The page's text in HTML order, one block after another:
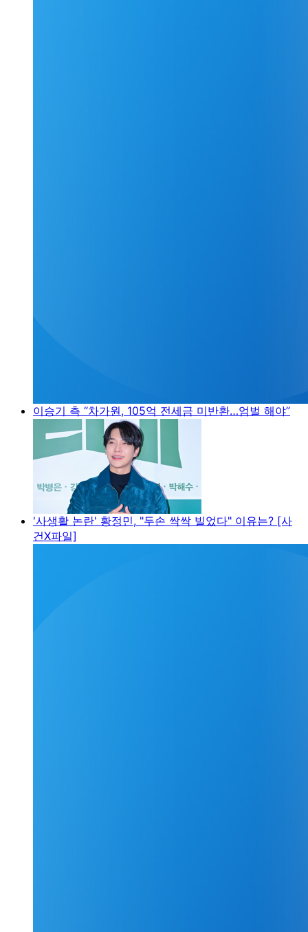
이승기 측 “차가원, 105억 전세금 미반환…엄벌 해야”
'사생활 논란' 황정민, "두손 싹싹 빌었다" 이유는? [사
건X파일]